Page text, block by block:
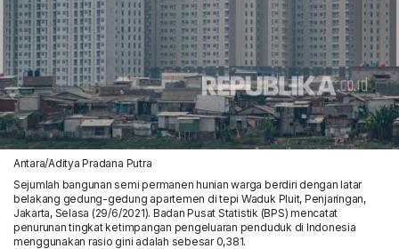
Antara/Aditya Pradana Putra
Sejumlah bangunan semi permanen hunian warga berdiri dengan latar
belakang gedung-gedung apartemen di tepi Waduk Pluit, Penjaringan,
Jakarta, Selasa (29/6/2021). Badan Pusat Statistik (BPS) mencatat
penurunan tingkat ketimpangan pengeluaran penduduk di Indonesia
menggunakan rasio gini adalah sebesar 0,381.